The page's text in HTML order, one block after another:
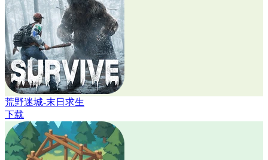
荒野迷城-末日求生
下载